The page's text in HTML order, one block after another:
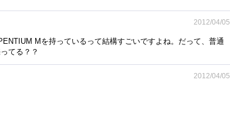
2012/04/05
Mを持っているって結構すごいですよね。だって、普通
てる？？
2012/04/05